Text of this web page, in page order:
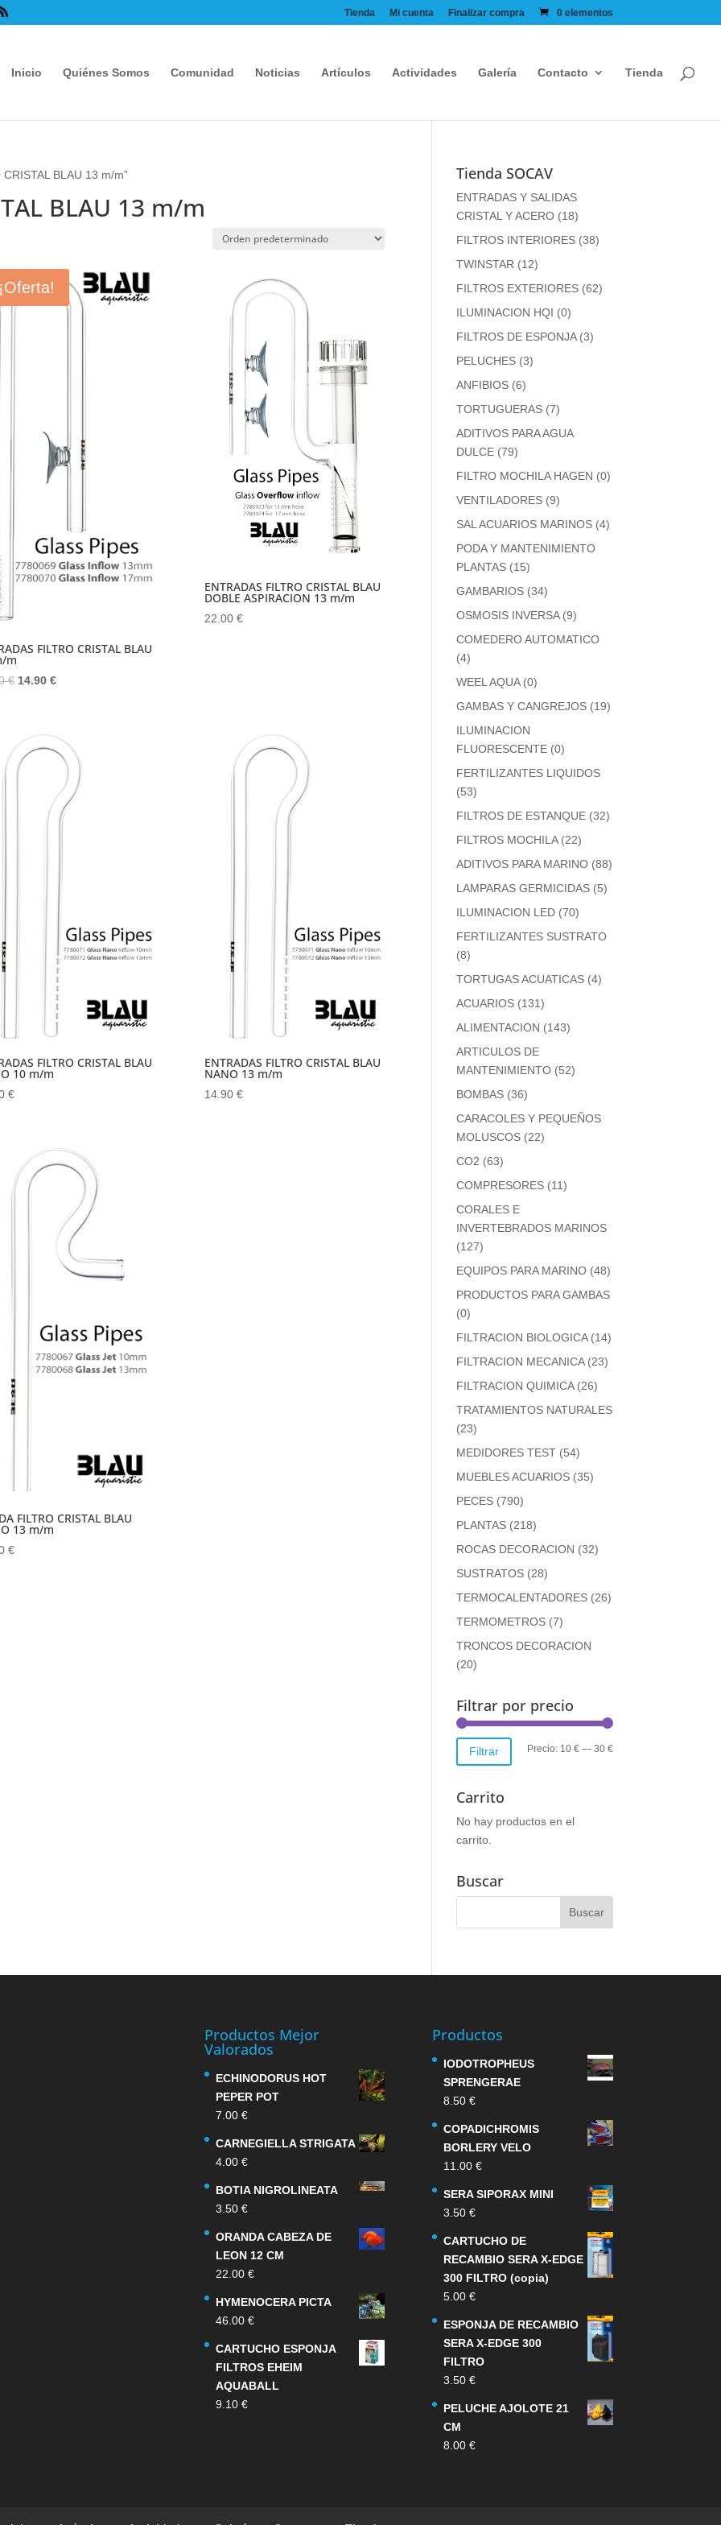
Tienda Mi cuenta Finalizar compra 0 elementos
Inicio Quiénes Somos Comunidad Noticias Artículos Actividades Galería Contacto Tienda
BLAU 13 m/m”
BLAU 13 m/m
FILTRO CRISTAL BLAU
m
€ El
era:
22.00 €.
14.90 €El
es:
14.90 €.
ENTRADAS FILTRO CRISTAL BLAU
DOBLE ASPIRACION 13 m/m
22.00 €
FILTRO CRISTAL BLAU
10 m/m
€
ENTRADAS FILTRO CRISTAL BLAU
NANO 13 m/m
14.90 €
FILTRO CRISTAL BLAU
13 m/m
€
Tienda SOCAV
ENTRADAS Y SALIDAS
CRISTAL Y ACERO (18)
FILTROS INTERIORES (38)
TWINSTAR (12)
FILTROS EXTERIORES (62)
ILUMINACION HQI (0)
FILTROS DE ESPONJA (3)
PELUCHES (3)
ANFIBIOS (6)
TORTUGUERAS (7)
ADITIVOS PARA AGUA
DULCE (79)
FILTRO MOCHILA HAGEN (0)
VENTILADORES (9)
SAL ACUARIOS MARINOS (4)
PODA Y MANTENIMIENTO
PLANTAS (15)
GAMBARIOS (34)
OSMOSIS INVERSA (9)
COMEDERO AUTOMATICO
(4)
WEEL AQUA (0)
GAMBAS Y CANGREJOS (19)
ILUMINACION
FLUORESCENTE (0)
FERTILIZANTES LIQUIDOS
(53)
FILTROS DE ESTANQUE (32)
FILTROS MOCHILA (22)
ADITIVOS PARA MARINO (88)
LAMPARAS GERMICIDAS (5)
ILUMINACION LED (70)
FERTILIZANTES SUSTRATO
(8)
TORTUGAS ACUATICAS (4)
ACUARIOS (131)
ALIMENTACION (143)
ARTICULOS DE
MANTENIMIENTO (52)
BOMBAS (36)
CARACOLES Y PEQUEÑOS
MOLUSCOS (22)
CO2 (63)
COMPRESORES (11)
CORALES E
INVERTEBRADOS MARINOS
(127)
EQUIPOS PARA MARINO (48)
PRODUCTOS PARA GAMBAS
(0)
FILTRACION BIOLOGICA (14)
FILTRACION MECANICA (23)
FILTRACION QUIMICA (26)
TRATAMIENTOS NATURALES
(23)
MEDIDORES TEST (54)
MUEBLES ACUARIOS (35)
PECES (790)
PLANTAS (218)
ROCAS DECORACION (32)
SUSTRATOS (28)
TERMOCALENTADORES (26)
TERMOMETROS (7)
TRONCOS DECORACION
(20)
Filtrar por precio
Precio
Precio
Filtrar Precio: 10 €— 30 €
Carrito
No hay productos en el
carrito.
Buscar
Productos Mejor
Valorados
ECHINODORUS HOT
PEPER POT
7.00 €
CARNEGIELLA STRIGATA
4.00 €
BOTIA NIGROLINEATA
3.50 €
ORANDA CABEZA DE
LEON 12 CM
22.00 €
HYMENOCERA PICTA
46.00 €
CARTUCHO ESPONJA
FILTROS EHEIM
AQUABALL
9.10 €
Productos
IODOTROPHEUS
SPRENGERAE
8.50€
COPADICHROMIS
BORLERY VELO
11.00€
SERA SIPORAX MINI
3.50€
CARTUCHO DE
RECAMBIO SERA X-EDGE
300 FILTRO (copia)
5.00€
ESPONJA DE RECAMBIO
SERA X-EDGE 300
FILTRO
3.50€
PELUCHE AJOLOTE 21
CM
8.00€